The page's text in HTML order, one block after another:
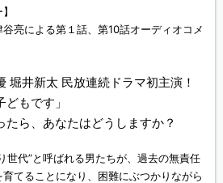
亮による第１話、第10話オーディオコメ
堀井新太 民放連続ドラマ初主演！
どもです」
たら、あなたはどうしますか？
世代”と呼ばれる男たちが、過去の無責任
てることになり、困難にぶつかりながら